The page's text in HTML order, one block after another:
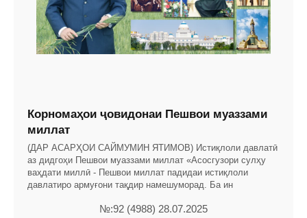
Корномаҳои ҷовидонаи Пешвои муаззами
миллат
(ДАР АСАРҲОИ САЙМУМИН ЯТИМОВ) Истиқлоли давлатӣ
аз дидгоҳи Пешвои муаззами миллат «Асосгузори сулҳу
ваҳдати миллӣ - Пешвои миллат падидаи истиқлоли
давлатиро армуғони тақдир намешуморад. Ба ин
№:92 (4988) 28.07.2025